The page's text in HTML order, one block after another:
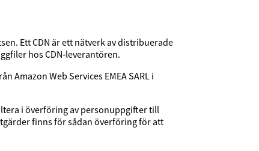
Ett CDN är ett nätverk av distribuerade
hos CDN‑leverantören.
Amazon Web Services EMEA SARL i
i överföring av personuppgifter till
finns för sådan överföring för att